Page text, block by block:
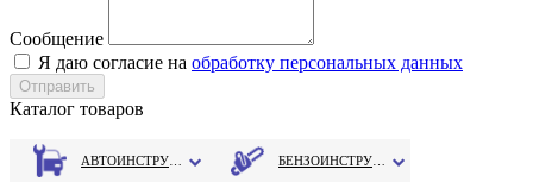
Сообщение
Я даю согласие на обработку персональных данных
Каталог товаров